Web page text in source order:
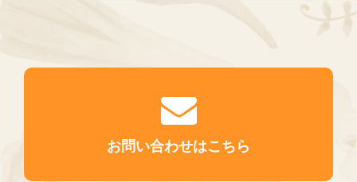
お問い合わせはこちら